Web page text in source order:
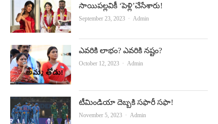
సాయిపల్లవికీ ‘పెళ్లి’చేసేశారు!
September 23, 2023 Author
Admin
ఎవరికి లాభం? ఎవరికి నష్టం?
October 12, 2023 Author
Admin
టీమిండియా దెబ్బకి సఫారీ సఫా!
November 5, 2023 Author
Admin